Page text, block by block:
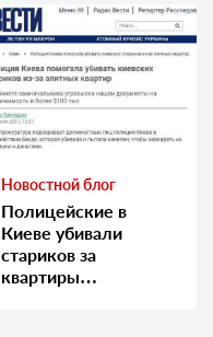
Новостной блог
Полицейские в
Киеве убивали
стариков за
квартиры…